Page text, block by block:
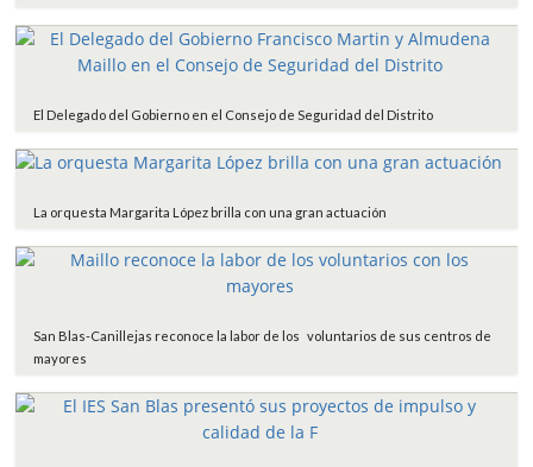
El Delegado del Gobierno en el Consejo de Seguridad del Distrito
La orquesta Margarita López brilla con una gran actuación
San Blas-Canillejas reconoce la labor de los voluntarios de sus centros de
mayores